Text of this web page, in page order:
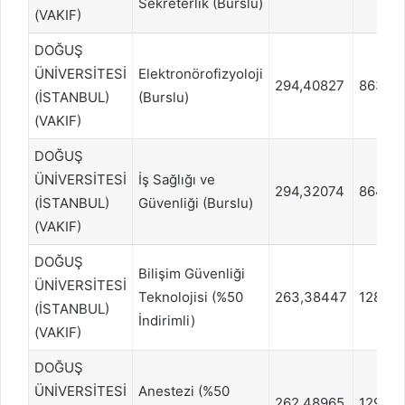
(VAKIF)
DOĞUŞ
ÜNİVERSİTESİ
(İSTANBUL)
(VAKIF)
Elektronörofizyoloji
(Burslu)
294,40827
DOĞUŞ
ÜNİVERSİTESİ
(İSTANBUL)
(VAKIF)
İş Sağlığı ve
Güvenliği (Burslu)
294,32074
DOĞUŞ
ÜNİVERSİTESİ
(İSTANBUL)
(VAKIF)
Bilişim Güvenliği
Teknolojisi (%50
İndirimli)
263,38447
DOĞUŞ
ÜNİVERSİTESİ
Anestezi (%50